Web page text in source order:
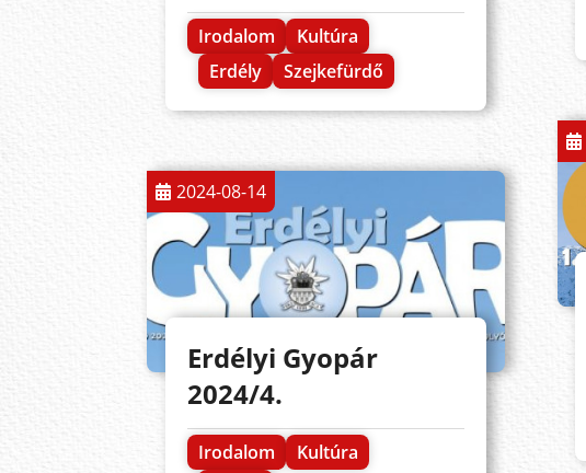
Irodalom
Kultúra
Erdély
Szejkefürdő
2024-08-14
Erdélyi Gyopár
2024/4.
Irodalom
Kultúra